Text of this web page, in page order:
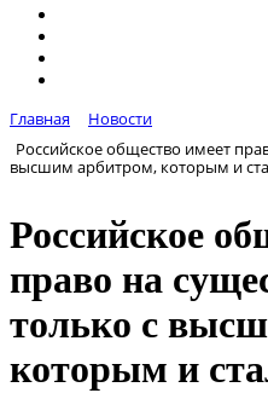
Главная
Новости
Российское общество имеет
высшим арбитром, которым и
Российское
право на
только с
которым и